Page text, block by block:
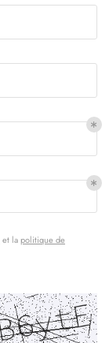
Une
et lapolitique de